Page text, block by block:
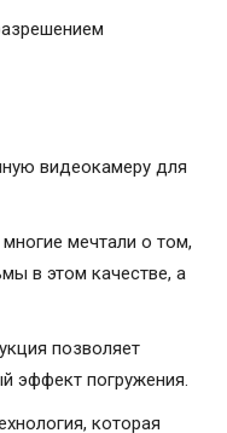
видеокамеру для
мечтали о том,
в этом качестве, а
позволяет
эффект погружения.
которая